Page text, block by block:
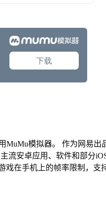
MuMu模拟器。 作为网易出
流安卓应用、软件和部分
戏在手机上的帧率限制，支